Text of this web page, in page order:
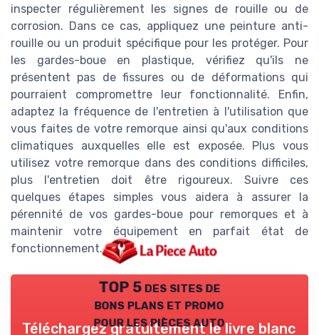
inspecter régulièrement les signes de rouille ou de
corrosion. Dans ce cas, appliquez une peinture anti-
rouille ou un produit spécifique pour les protéger. Pour
les gardes-boue en plastique, vérifiez qu'ils ne
présentent pas de fissures ou de déformations qui
pourraient compromettre leur fonctionnalité. Enfin,
adaptez la fréquence de l'entretien à l'utilisation que
vous faites de votre remorque ainsi qu'aux conditions
climatiques auxquelles elle est exposée. Plus vous
utilisez votre remorque dans des conditions difficiles,
plus l'entretien doit être rigoureux. Suivre ces
quelques étapes simples vous aidera à assurer la
pérennité de vos gardes-boue pour remorques et à
maintenir votre équipement en parfait état de
fonctionnement.
TOP 5 des sites de
bons plans et promo
pour les pièces auto
Téléchargez gratuitement le livre blanc